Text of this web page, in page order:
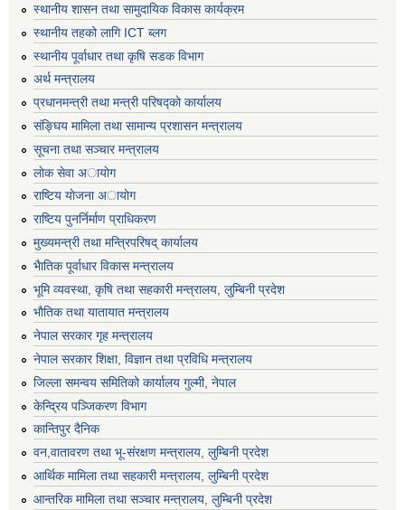
स्थानीय शासन तथा सामुदायिक विकास कार्यक्रम
स्थानीय तहको लागि ICT ब्लग
स्थानीय पूर्वाधार तथा कृषि सडक विभाग
अर्थ मन्त्रालय
प्रधानमन्त्री तथा मन्त्री परिषद्काे कार्यालय
संङ्घिय मामिला तथा सामान्य प्रशासन मन्त्रालय
सूचना तथा सञ्चार मन्त्रालय
लाेक सेवा अायाेग
राष्टिय याेजना अायाेग
राष्टिय पुनर्निर्माण प्राधिकरण
मुख्यमन्त्री तथा मन्त्रिपरिषद् कार्यालय
भैातिक पूर्वाधार विकास मन्त्रालय
भूमि व्यवस्था, कृषि तथा सहकारी मन्त्रालय, लु्म्बिनी प्रदेश
भाैतिक तथा यातायात मन्त्रालय
नेपाल सरकार गृह मन्त्रालय
नेपाल सरकार शिक्षा, विज्ञान तथा प्रविधि मन्त्रालय
जिल्ला समन्वय समितिको कार्यालय गुल्मी, नेपाल
केन्द्रिय पञ्जिकरण विभाग
कान्तिपुर दैनिक
वन,वातावरण तथा भू-संरक्षण मन्त्रालय, लुम्बिनी प्रदेश
आर्थिक मामिला तथा सहकारी मन्त्रालय, लुम्बिनी प्रदेश
आन्तरिक मामिला तथा सञ्चार मन्त्रालय, लुम्बिनी प्रदेश